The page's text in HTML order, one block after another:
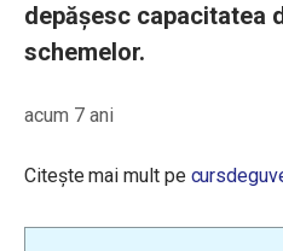
depășesc capacitatea
schemelor.
acum 7 ani
Citește mai mult pe